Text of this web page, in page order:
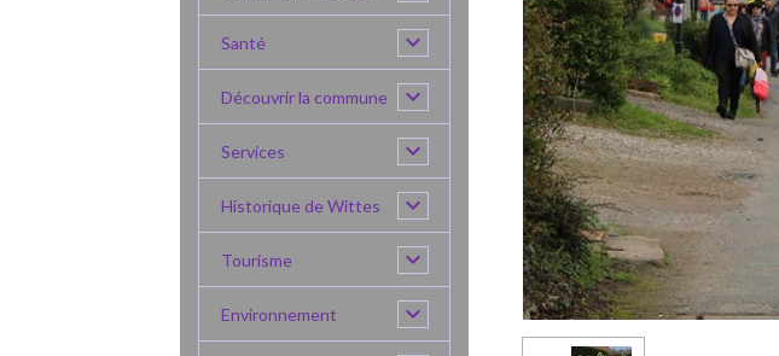
Santé
Découvrir la commune
Services
Historique de Wittes
Tourisme
Environnement